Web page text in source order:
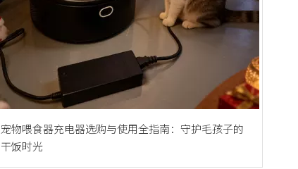
宠物喂食器充电器选购与使用全指南：守护毛孩子的
干饭时光